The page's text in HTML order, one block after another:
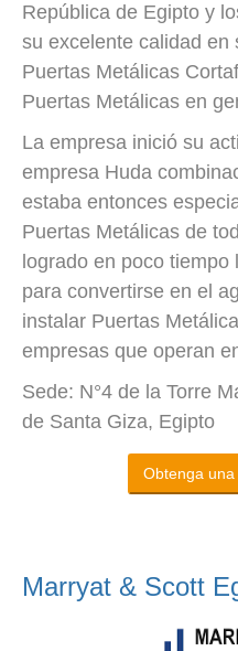
República de Egipto y
su excelente calidad en
Puertas Metálicas
Puertas Metálicas en
La empresa inició su
empresa Huda
estaba entonces
Puertas Metálicas de
logrado en poco
para convertirse en el
instalar Puertas
empresas que operan
Sede: N°4 de la Torre
de Santa Giza, Egipto
Obtenga
Marryat & Scott